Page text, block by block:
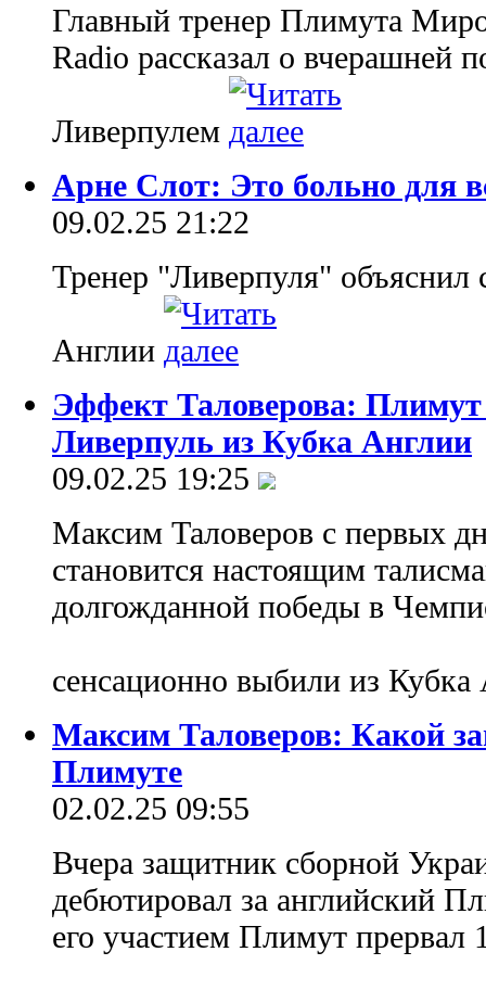
Главный тренер Плимута
Radio рассказал о вчерашней
Ливерпулем
Арне Слот: Это больно для
09.02.25 21:22
Тренер "Ливерпуля" объяснил
Англии
Эффект Таловерова: Плимут
Ливерпуль из Кубка Англии
09.02.25 19:25
Максим Таловеров с первых
становится настоящим
долгожданной победы в
сенсационно выбили из
Максим Таловеров: Какой
Плимуте
02.02.25 09:55
Вчера защитник сборной
дебютировал за английский
его участием Плимут прервал